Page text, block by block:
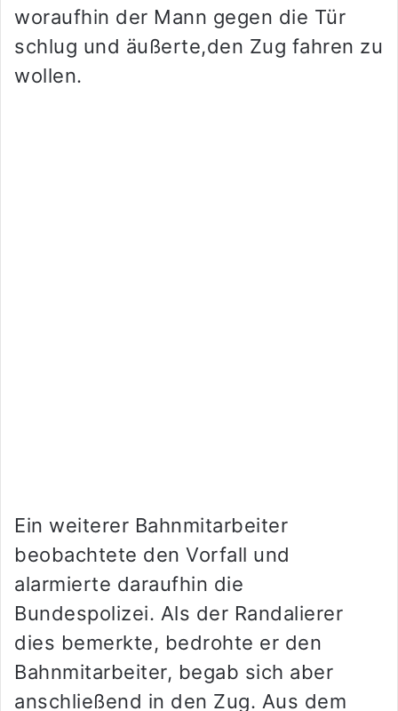
woraufhin der Mann gegen die Tür
schlug und äußerte,den Zug fahren zu
wollen.
Ein weiterer Bahnmitarbeiter
beobachtete den Vorfall und
alarmierte daraufhin die
Bundespolizei. Als der Randalierer
dies bemerkte, bedrohte er den
Bahnmitarbeiter, begab sich aber
anschließend in den Zug. Aus dem